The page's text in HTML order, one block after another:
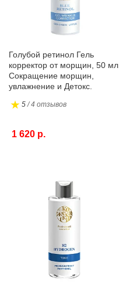
Голубой ретинол Гель
корректор от морщин, 50 мл.
Сокращение морщин,
увлажнение и Детокс.
5/ 4 отзывов
1 620 р.